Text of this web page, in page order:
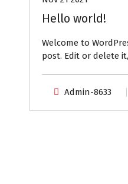
Hello world!
Welcome to
post. Edit or delete
Admin-8633